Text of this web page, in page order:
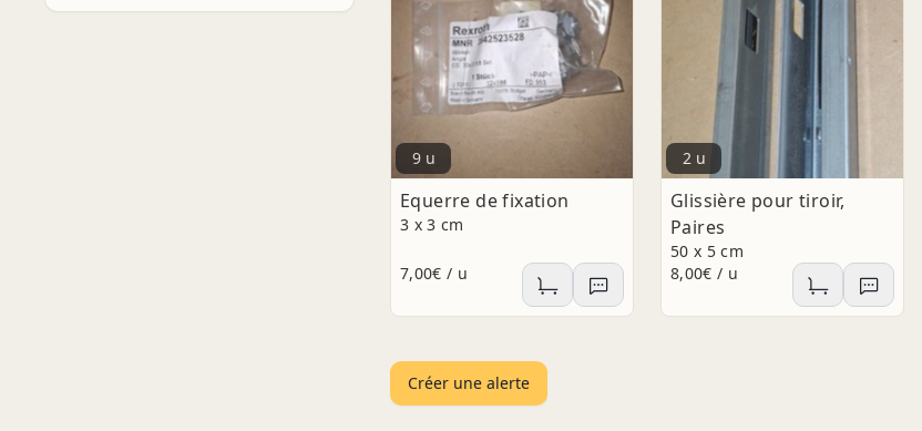
9 u
Equerre de fixation
3 x 3 cm
7,00€ / u
2 u
Glissière pour tiroir,
Paires
50 x 5 cm
8,00€ / u
Créer une alerte